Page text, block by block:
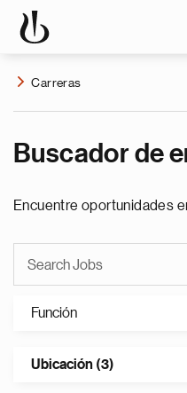
Carreras
Buscador de
Encuentre oportunidades
Función
Ubicación (3)